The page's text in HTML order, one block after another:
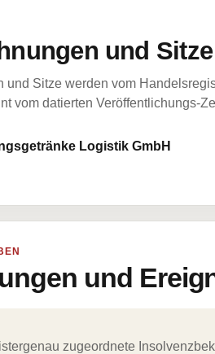
und Sitze
und Sitze werden vom
vom datierten Veröffentlichungs-
Logistik GmbH
und
zugeordnete